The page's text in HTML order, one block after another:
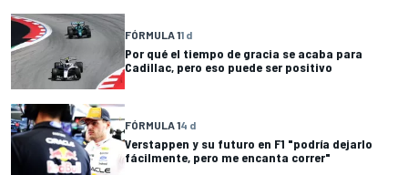
FÓRMULA 11 d
Por qué el tiempo de gracia se acaba para
Cadillac, pero eso puede ser positivo
FÓRMULA 14 d
Verstappen y su futuro en F1 "podría dejarlo
fácilmente, pero me encanta correr"